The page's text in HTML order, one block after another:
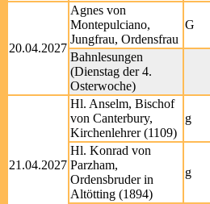
20.04.2027
Agnes von
Montepulciano,
Jungfrau, Ordensfrau
G
Bahnlesungen
(Dienstag der 4.
Osterwoche)
21.04.2027
Hl. Anselm, Bischof
von Canterbury,
Kirchenlehrer (1109)
g
Hl. Konrad von
Parzham,
Ordensbruder in
Altötting (1894)
g